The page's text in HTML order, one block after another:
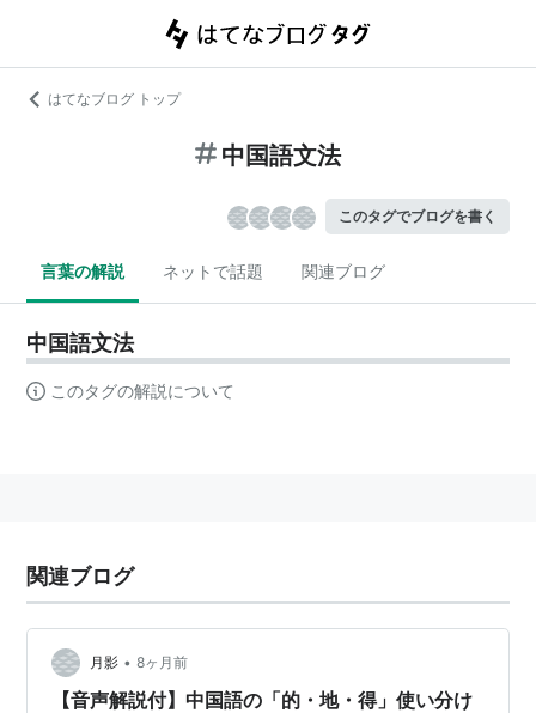
はてなブログ トップ
中国語文法
このタグでブログを書く
言葉の解説 ネットで話題 関連ブログ
中国語文法
このタグの解説について
関連ブログ
月影 • 8ヶ月前
【音声解説付】中国語の「的・地・得」使い分け